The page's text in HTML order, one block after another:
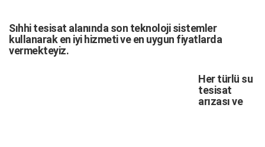
Sıhhi tesisat alanında son teknoloji sistemler
kullanarak en iyi hizmeti ve en uygun fiyatlarda
vermekteyiz.
Her türlü su
tesisat
arızasıve